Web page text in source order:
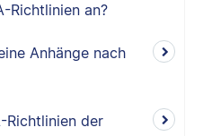
Richtlinien an?
Anhänge nach
Richtlinien der